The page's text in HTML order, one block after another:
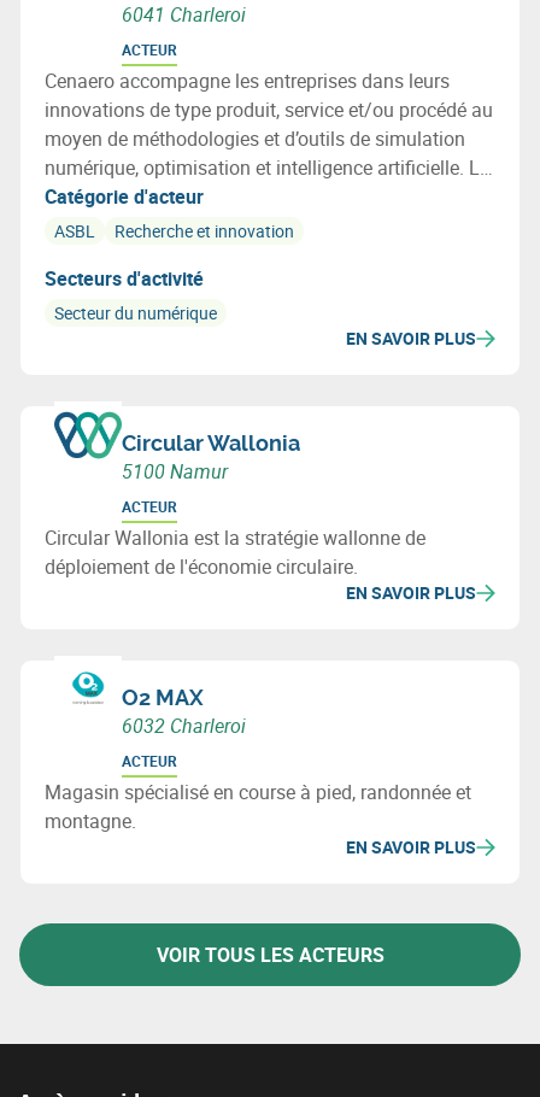
6041 Charleroi
ACTEUR
Cenaero accompagne les entreprises dans leurs
innovations de type produit, service et/ou procédé au
moyen de méthodologies et d’outils de simulation
numérique, optimisation et intelligence artificielle. Le
centre est actif dans les secteurs de l'Aérospatial, des
Transports, des Procédés, de l'Energie, des Bâtiments
Catégorie d'acteur
ASBL Recherche et innovation
Secteurs d'activité
Secteur du numérique
EN SAVOIR PLUS
Circular Wallonia
5100 Namur
ACTEUR
Circular Wallonia est la stratégie wallonne de
déploiement de l'économie circulaire.
EN SAVOIR PLUS
O2 MAX
6032 Charleroi
ACTEUR
Magasin spécialisé en course à pied, randonnée et
montagne.
EN SAVOIR PLUS
VOIR TOUS LES ACTEURS